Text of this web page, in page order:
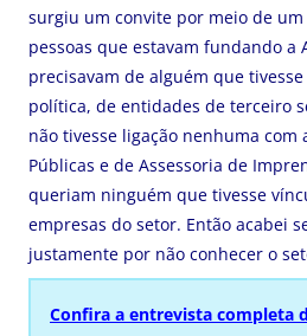
surgiu um convite por meio de
pessoas que estavam fundando a
precisavam de alguém que
política, de entidades de terceiro
não tivesse ligação nenhuma com
Públicas e de Assessoria de
queriam ninguém que tivesse
empresas do setor. Então acabei
justamente por não conhecer o
Confira a entrevista completa